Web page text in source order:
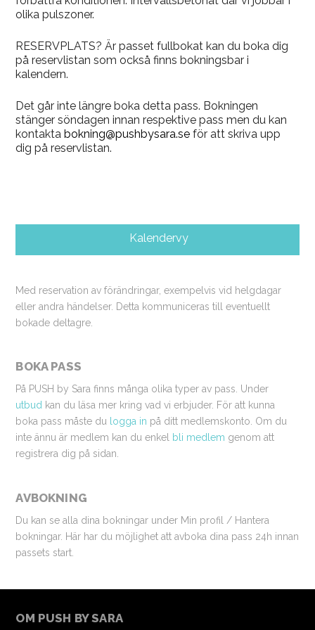
olika pulszoner.
RESERVPLATS? Är passet fullbokat kan du boka dig
på reservlistan som också finns bokningsbar i
kalendern.
Det går inte längre boka detta pass. Bokningen
stänger söndagen innan respektive pass men du kan
kontaktabokning@pushbysara.se för att skriva upp
dig på reservlistan.
Kalendervy
Med reservation av förändringar, exempelvis vid helgdagar
eller andra händelser. Detta kommuniceras till eventuellt
bokade deltagre.
BOKA PASS
På PUSH by Sara finns många olika typer av pass. Under
utbud kan du läsa mer kring vad vi erbjuder. För att kunna
boka pass måste du logga in på ditt medlemskonto. Om du
inte ännu är medlem kan du enkel bli medlem genom att
registrera dig på sidan.
AVBOKNING
Du kan se alla dina bokningar under Min profil / Hantera
bokningar. Här har du möjlighet att avboka dina pass 24h innan
passets start.
OM PUSH BY SARA